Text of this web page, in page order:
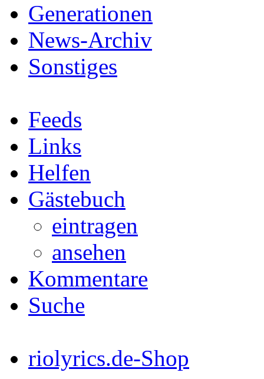
Generationen
News-Archiv
Sonstiges
Feeds
Links
Helfen
Gästebuch
eintragen
ansehen
Kommentare
Suche
riolyrics.de-Shop